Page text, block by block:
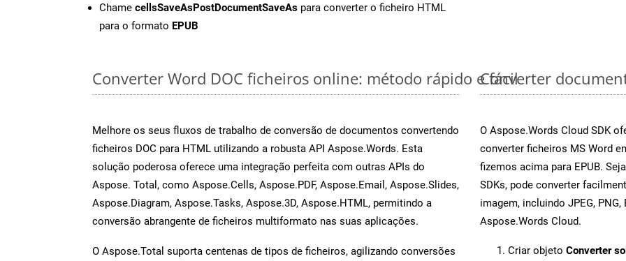
Chame cellsSaveAsPostDocumentSaveAs para converter o ficheiro HTML
para o formato EPUB
Converter Word DOC ficheiros online: método rápido e fácil
Melhore os seus fluxos de trabalho de conversão de documentos convertendo
ficheiros DOC para HTML utilizando a robusta API Aspose.Words. Esta
solução poderosa oferece uma integração perfeita com outras APIs do
Aspose. Total, como Aspose.Cells, Aspose.PDF, Aspose.Email, Aspose.Slides,
Aspose.Diagram, Aspose.Tasks, Aspose.3D, Aspose.HTML, permitindo a
conversão abrangente de ficheiros multiformato nas suas aplicações.
O Aspose.Total suporta centenas de tipos de ficheiros, agilizando conversões
Converter
O Aspose.Words Cloud SDK
converter ficheiros MS Word
fizemos acima para EPUB.
SDKs, pode converter
imagem, incluindo JPEG, PNG,
Aspose.Words Cloud.
Criar objeto Converter